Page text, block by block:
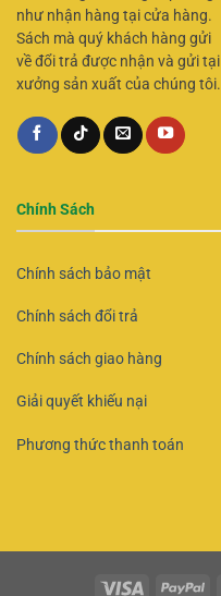
như nhận hàng tại cửa hàng.
Sách mà quý khách hàng gửi
về đổi trả được nhận và gửi tại
xưởng sản xuất của chúng tôi.
Chính Sách
Chính sách bảo mật
Chính sách đổi trả
Chính sách giao hàng
Giải quyết khiếu nại
Phương thức thanh toán